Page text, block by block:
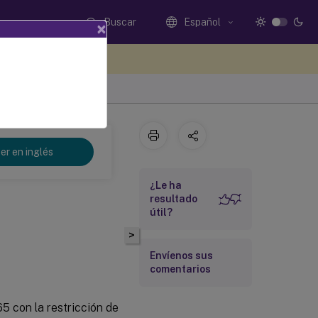
Buscar Español
en inglés
con la restricción de
>
¿Le ha
resultado
útil?
Envíenos sus
comentarios
×